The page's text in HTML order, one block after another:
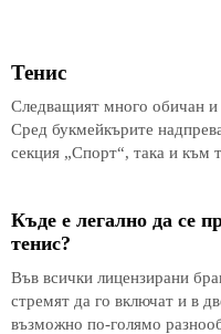
Тенис
Следващият много обичан и
Сред букмейкърите
секция „Спорт“, така и към
Къде е легално да се
тенис?
Във всички лицензирани
стремят да го включат и в
възможно по-голямо